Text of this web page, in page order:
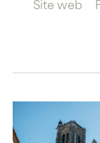
Site web